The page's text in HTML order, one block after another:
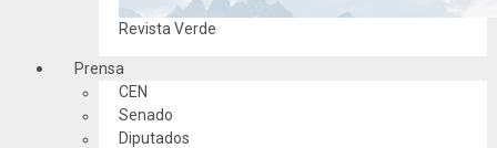
Revista Verde
Prensa
CEN
Senado
Diputados